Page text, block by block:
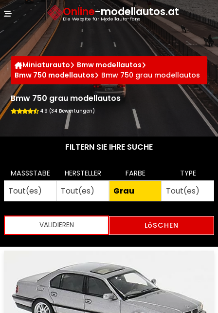
Online-modellautos.at
Die Website für Modellauto-Fans
Miniaturauto
Bmw modellautos
Bmw 750 modellautos
Bmw 750 grau modellautos
Bmw 750 grau modellautos
4.9 (34 Bewertungen)
FILTERN SIE IHRE SUCHE
MASSSTABE HERSTELLER FARBE TYPE
LöSCHEN
Cookie-Einstellungen